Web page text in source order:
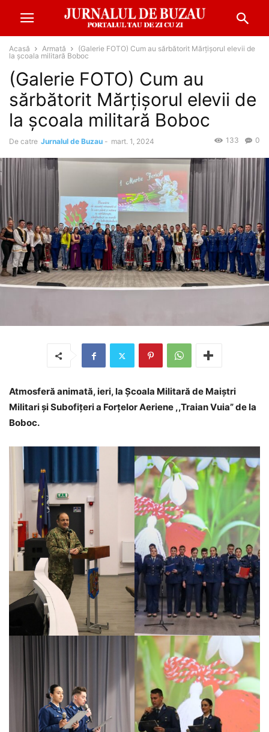
Acasă Armată
(Galerie FOTO) Cum au sărbătorit Mărțișorul elevii de
la școala militară Boboc
(Galerie FOTO) Cum au
sărbătorit Mărțișorul elevii de
la școala militară Boboc
De catre Jurnalul de Buzau - mart. 1, 2024 0
133
Atmosferă animată, ieri, la Școala Militară de Maiștri
Militari și Subofițeri a Forțelor Aeriene ,,Traian Vuia” de la
Boboc.